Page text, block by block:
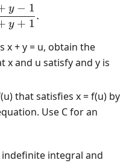
y + 1
y − 1
.
x + y = u, obtain the
and u satisfy and y is
that satisfies x = f(u) by
Use C for an
integral and